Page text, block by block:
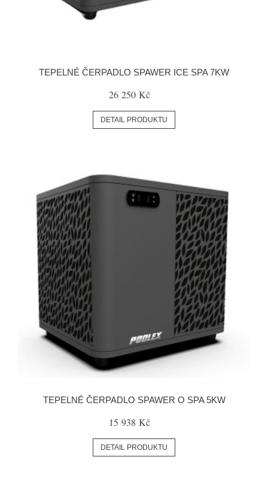
TEPELNÉ ČERPADLO SPAWER ICE SPA 7KW
26 250 Kč
DETAIL PRODUKTU
TEPELNÉ ČERPADLO SPAWER O SPA 5KW
15 938 Kč
DETAIL PRODUKTU